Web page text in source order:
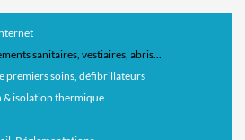
sanitaires, vestiaires, abris...
premiers soins, défibrillateurs
& isolation thermique